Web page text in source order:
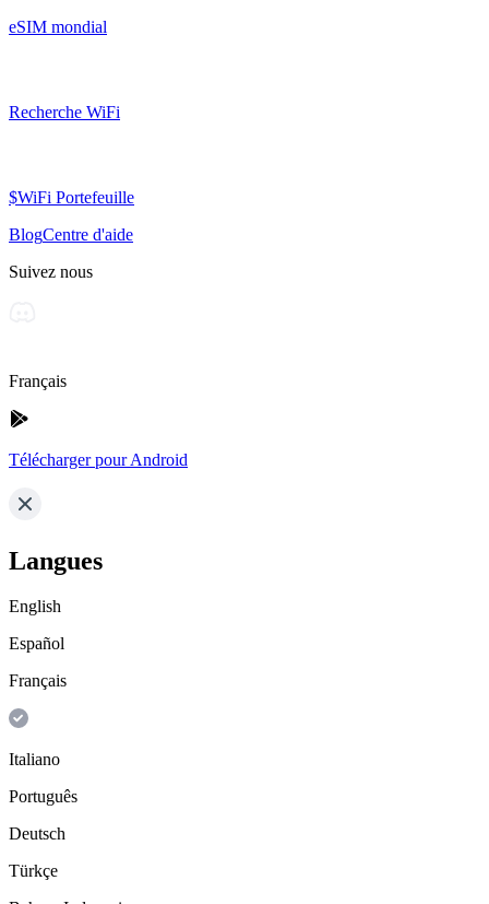
eSIM mondial
Recherche WiFi
$WiFi Portefeuille
BlogCentre d'aide
Suivez nous
Français
Télécharger pour Android
Langues
English
Español
Français
Italiano
Português
Deutsch
Türkçe